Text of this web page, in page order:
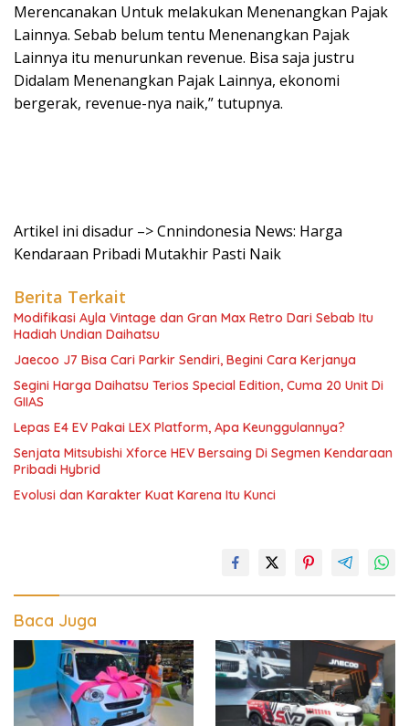
Merencanakan Untuk melakukan Menenangkan Pajak
Lainnya. Sebab belum tentu Menenangkan Pajak
Lainnya itu menurunkan revenue. Bisa saja justru
Didalam Menenangkan Pajak Lainnya, ekonomi
bergerak, revenue-nya naik,” tutupnya.
Artikel ini disadur –> Cnnindonesia News: Harga
Kendaraan Pribadi Mutakhir Pasti Naik
Berita Terkait
Modifikasi Ayla Vintage dan Gran Max Retro Dari Sebab Itu
Hadiah Undian Daihatsu
Jaecoo J7 Bisa Cari Parkir Sendiri, Begini Cara Kerjanya
Segini Harga Daihatsu Terios Special Edition, Cuma 20 Unit Di
GIIAS
Lepas E4 EV Pakai LEX Platform, Apa Keunggulannya?
Senjata Mitsubishi Xforce HEV Bersaing Di Segmen Kendaraan
Pribadi Hybrid
Evolusi dan Karakter Kuat Karena Itu Kunci
Baca Juga